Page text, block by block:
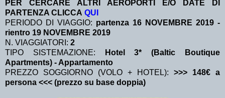
PER CERCARE ALTRI AEROPORTI E/O DATE DI
PARTENZA CLICCA QUI
PERIODO DI VIAGGIO: partenza 16 NOVEMBRE 2019 -
rientro 19 NOVEMBRE 2019
N. VIAGGIATORI: 2
TIPO SISTEMAZIONE:
Hotel 3* (Baltic Boutique
Apartments) - Appartamento
PREZZO SOGGIORNO (VOLO + HOTEL): >>> 148€ a
persona <<< (prezzo su base doppia)